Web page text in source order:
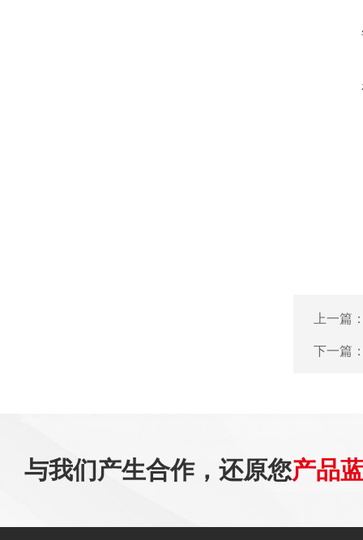
上一篇
下一篇
与我们产生合作，还原您产品